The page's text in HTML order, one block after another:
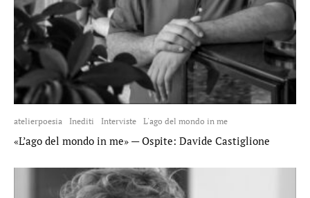
atelierpoesia Inediti Interviste L'ago del mondo in me
«L’ago del mondo in me» — Ospite: Davide Castiglione